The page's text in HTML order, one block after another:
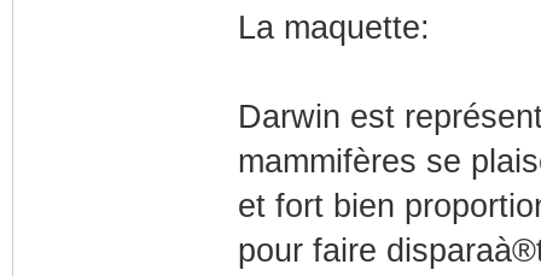
La maquette:
Darwin est
mammifères se
et fort bien
pour faire